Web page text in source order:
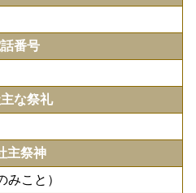
番号
な祭礼
主祭神
こと）